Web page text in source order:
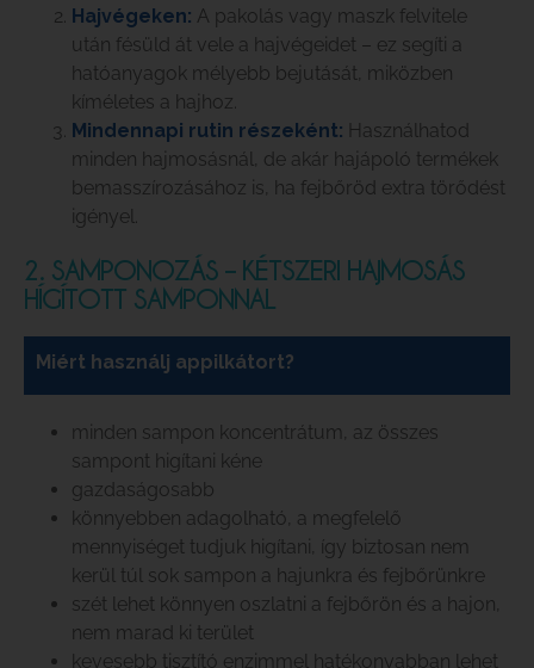
Hajvégeken: A pakolás vagy maszk felvitele
után fésüld át vele a hajvégeidet – ez segíti a
hatóanyagok mélyebb bejutását, miközben
kíméletes a hajhoz.
Mindennapi rutin részeként: Használhatod
minden hajmosásnál, de akár hajápoló termékek
bemasszírozásához is, ha fejbőröd extra törődést
igényel.
2. SAMPONOZÁS – KÉTSZERI HAJMOSÁS
HÍGÍTOTT SAMPONNAL
Miért használj appilkátort?
minden sampon koncentrátum, az összes
sampont higítani kéne
gazdaságosabb
könnyebben adagolható, a megfelelő
mennyiséget tudjuk higítani, így biztosan nem
kerül túl sok sampon a hajunkra és fejbőrünkre
szét lehet könnyen oszlatni a fejbőrön és a hajon,
nem marad ki terület
kevesebb tisztító enzimmel hatékonyabban lehet